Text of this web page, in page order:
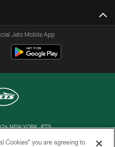
Jets Mobile App
NEW YORK JETS
Cookies” you are agreeing to